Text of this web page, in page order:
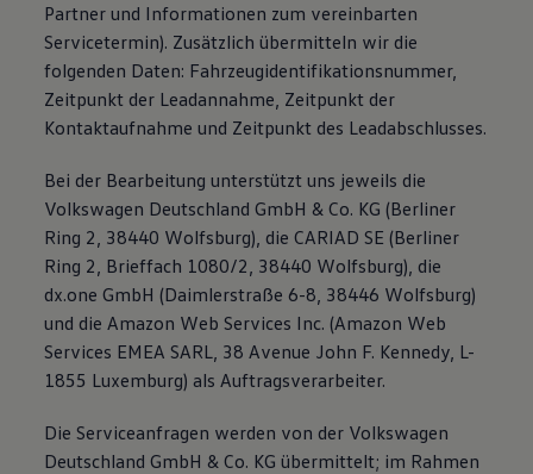
Partner und Informationen zum vereinbarten
Servicetermin). Zusätzlich übermitteln wir die
folgenden Daten: Fahrzeugidentifikationsnummer,
Zeitpunkt der Leadannahme, Zeitpunkt der
Kontaktaufnahme und Zeitpunkt des Leadabschlusses.
Bei der Bearbeitung unterstützt uns jeweils die
Volkswagen Deutschland GmbH & Co. KG (Berliner
Ring 2, 38440 Wolfsburg), die CARIAD SE (Berliner
Ring 2, Brieffach 1080/2, 38440 Wolfsburg), die
dx.one GmbH (Daimlerstraße 6-8, 38446 Wolfsburg)
und die Amazon Web Services Inc. (Amazon Web
Services EMEA SARL, 38 Avenue John F. Kennedy, L-
1855 Luxemburg) als Auftragsverarbeiter.
Die Serviceanfragen werden von der Volkswagen
Deutschland GmbH & Co. KG übermittelt; im Rahmen